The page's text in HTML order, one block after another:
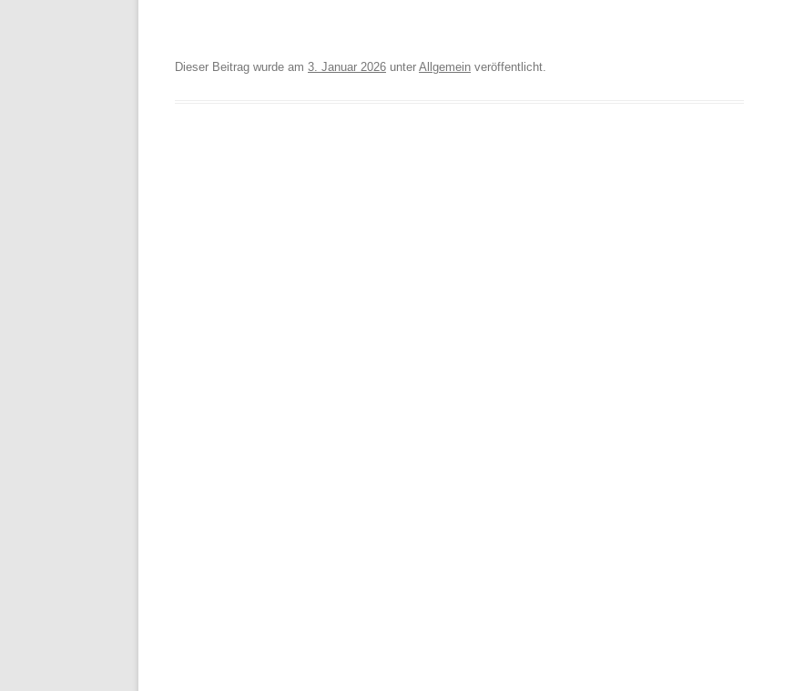
Dieser Beitrag wurde am 3. Januar 2026 unter Allgemein veröffentlicht.